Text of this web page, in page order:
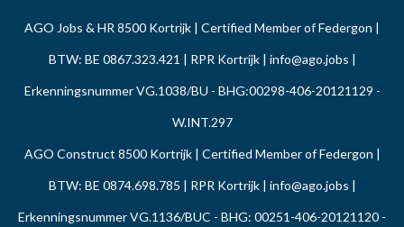
AGO Jobs & HR 8500 Kortrijk | Certified Member of Federgon |
BTW: BE 0867.323.421 | RPR Kortrijk | info@ago.jobs |
Erkenningsnummer VG.1038/BU - BHG:00298-406-20121129 -
W.INT.297
AGO Construct 8500 Kortrijk | Certified Member of Federgon |
BTW: BE 0874.698.785 | RPR Kortrijk | info@ago.jobs |
Erkenningsnummer VG.1136/BUC - BHG: 00251-406-20121120 -